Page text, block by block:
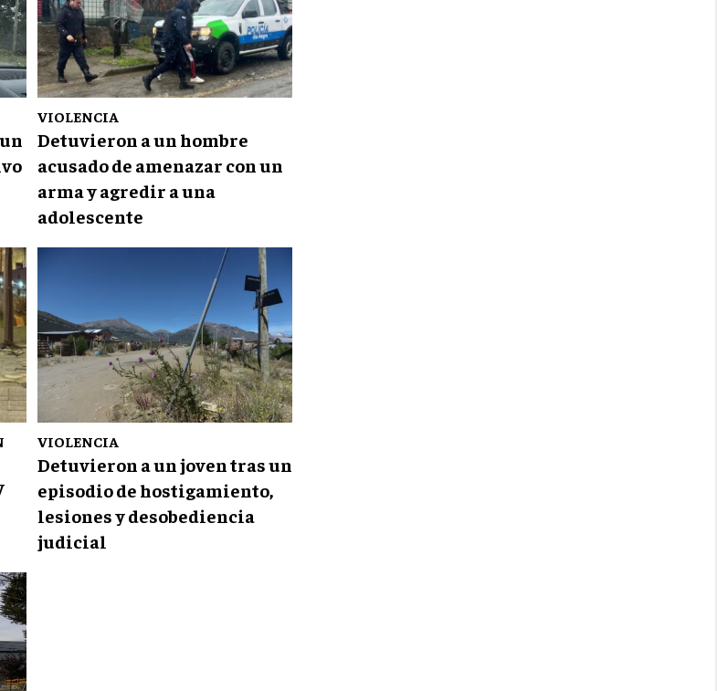
VIOLENCIA
Detuvieron a un hombre
acusado de amenazar con un
arma y agredir a una
adolescente
VIOLENCIA
Detuvieron a un joven tras un
episodio de hostigamiento,
lesiones y desobediencia
judicial